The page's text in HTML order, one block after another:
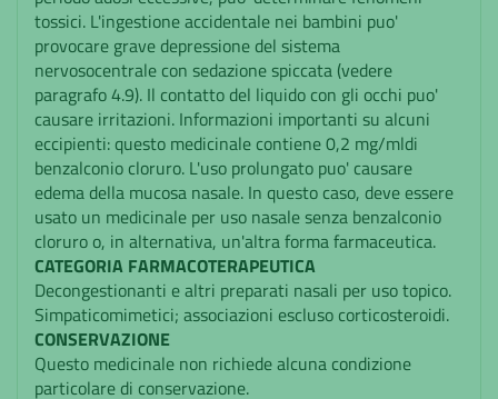
tossici. L'ingestione accidentale nei bambini puo'
provocare grave depressione del sistema
nervosocentrale con sedazione spiccata (vedere
paragrafo 4.9). Il contatto del liquido con gli occhi puo'
causare irritazioni. Informazioni importanti su alcuni
eccipienti: questo medicinale contiene 0,2 mg/mldi
benzalconio cloruro. L'uso prolungato puo' causare
edema della mucosa nasale. In questo caso, deve essere
usato un medicinale per uso nasale senza benzalconio
cloruro o, in alternativa, un'altra forma farmaceutica.
CATEGORIA FARMACOTERAPEUTICA
Decongestionanti e altri preparati nasali per uso topico.
Simpaticomimetici; associazioni escluso corticosteroidi.
CONSERVAZIONE
Questo medicinale non richiede alcuna condizione
particolare di conservazione.